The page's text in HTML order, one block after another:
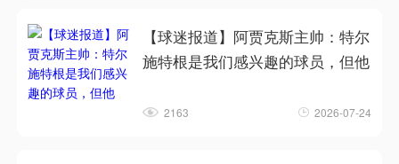
【球迷报道】阿贾克斯主帅：特尔
施特根是我们感兴趣的球员，但他
2163 2026-07-24